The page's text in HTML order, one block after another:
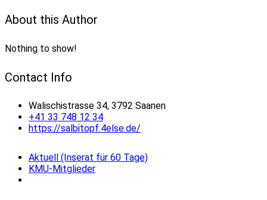
About this Author
Nothing to show!
Contact Info
Walischistrasse 34, 3792 Saanen
+41 33 748 12 34
https://salbitopf.4else.de/
Aktuell (Inserat für 60 Tage)
KMU-Mitglieder